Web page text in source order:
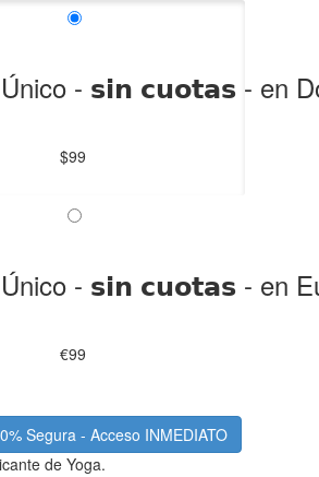
- 𝘀𝗶𝗻 𝗰𝘂𝗼𝘁𝗮𝘀 - en
$99
- 𝘀𝗶𝗻 𝗰𝘂𝗼𝘁𝗮𝘀 - en
€99
Segura - Acceso INMEDIATO
de Yoga.